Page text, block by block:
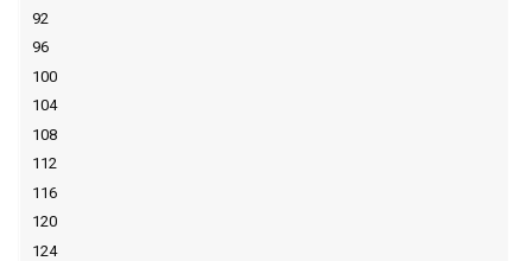
92
96
100
104
108
112
116
120
124